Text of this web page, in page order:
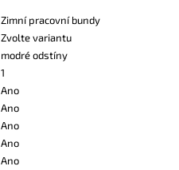
Zimní pracovní bundy
Zvolte variantu
modré odstíny
1
Ano
Ano
Ano
Ano
Ano